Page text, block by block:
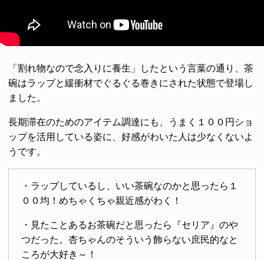
「割れ物なので念入りに養生」したという言葉の通り、茶
碗はラップと緩衝材でぐるぐる巻きにされた状態で登場し
ました。
長期滞在のためのアイテム調達にも、うまく１００円ショ
ップを活用している姿に、好感がわいた人は少なくないよ
うです。
・ラップしているし、いい茶碗なのかと思ったら１
００均！めちゃくちゃ親近感がわく！
・見たことあるお茶碗だと思ったら『セリア』のや
つだった。杏ちゃんのそういう飾らない庶民的なと
ころが大好き～！